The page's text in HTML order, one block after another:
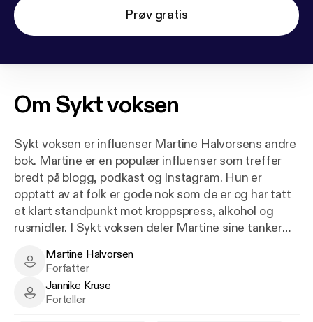
Prøv gratis
OmSykt voksen
Sykt voksen er influenser Martine Halvorsens andre
bok. Martine er en populær influenser som treffer
bredt på blogg, podkast og Instagram. Hun er
opptatt av at folk er gode nok som de er og har tatt
et klart standpunkt mot kroppspress, alkohol og
rusmidler. I Sykt voksen deler Martine sine tanker
ungdom til du faktisk trer inn i voksenlivet. Alle de
tingene man ikke visste. Alt man trodde man visste,
som viser seg å være helt annerledes og ikke minst -
Martine Halvorsen - Author
Martine Halvorsen
Forfatter
Jannike Kruse - Narrator
Jannike Kruse
Forteller